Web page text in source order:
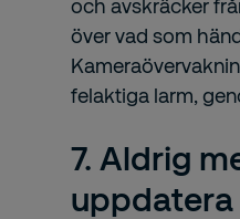
och avskräcker
över vad som
felaktiga larm,
7. Aldrig